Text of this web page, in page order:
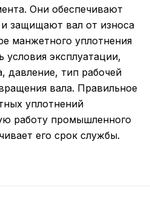
Они обеспечивают
защищают вал от износа
манжетного уплотнения
условия эксплуатации,
давление, тип рабочей
вала. Правильное
уплотнений
работу промышленного
его срок службы.